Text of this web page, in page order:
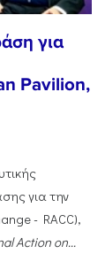
για
Pavilion,
για την
- RACC),
Action on...